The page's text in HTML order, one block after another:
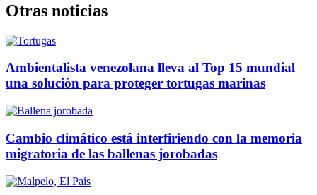
Otras noticias
Ambientalista venezolana lleva al Top 15 mundial
una solución para proteger tortugas marinas
Cambio climático está interfiriendo con la memoria
migratoria de las ballenas jorobadas